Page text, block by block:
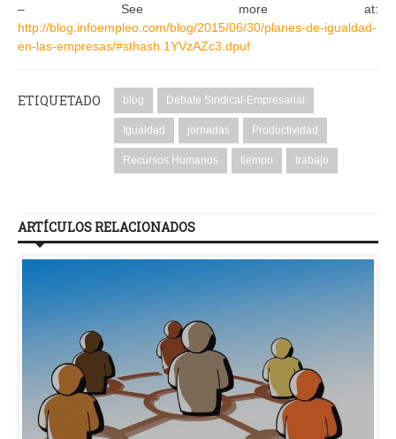
– See more at:
http://blog.infoempleo.com/blog/2015/06/30/planes-de-igualdad-
en-las-empresas/#sthash.1YVzAZc3.dpuf
ETIQUETADO blog Debate Sindical-Empresarial
Igualdad jornadas Productividad
Recursos Humanos tiempo trabajo
ARTÍCULOS RELACIONADOS